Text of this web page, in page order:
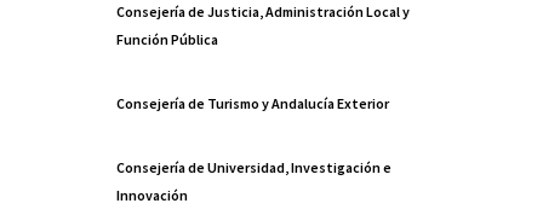
Consejería de Justicia, Administración Local y
Función Pública
Consejería de Turismo y Andalucía Exterior
Consejería de Universidad, Investigación e
Innovación